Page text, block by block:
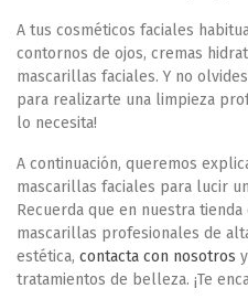
A tus cosméticos faciales
contornos de ojos, cremas
mascarillas faciales. Y no
para realizarte una limpieza
lo necesita!
A continuación, queremos
mascarillas faciales para lucir
Recuerda que en nuestra
mascarillas profesionales de
estética, contacta con nosotros
tratamientos de belleza. ¡Te